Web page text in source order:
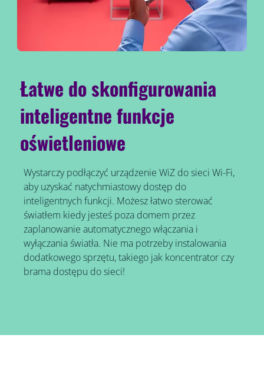
Łatwe do skonfigurowania
inteligentne funkcje
oświetleniowe
Wystarczy podłączyć urządzenie WiZ do sieci Wi-Fi,
aby uzyskać natychmiastowy dostęp do
inteligentnych funkcji. Możesz łatwo sterować
światłem kiedy jesteś poza domem przez
zaplanowanie automatycznego włączania i
wyłączania światła. Nie ma potrzeby instalowania
dodatkowego sprzętu, takiego jak koncentrator czy
brama dostępu do sieci!